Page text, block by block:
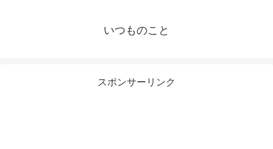
いつものこと
スポンサーリンク